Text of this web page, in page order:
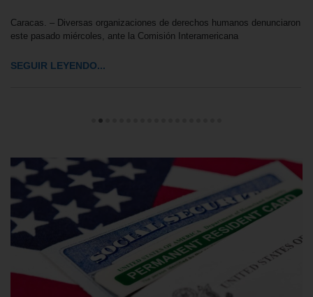
Caracas. – Diversas organizaciones de derechos humanos denunciaron
este pasado miércoles, ante la Comisión Interamericana
SEGUIR LEYENDO...